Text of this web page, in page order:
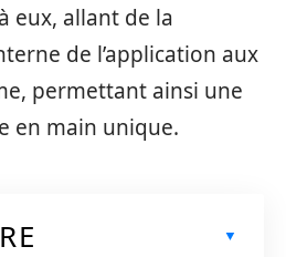
eux, allant de la
de l’application aux
permettant ainsi une
en main unique.